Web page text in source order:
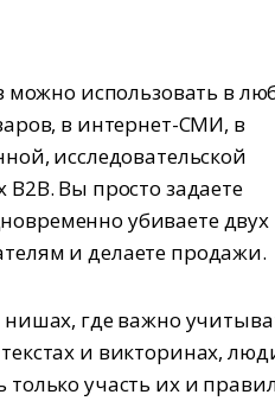
можно использовать в
в интернет-СМИ, в
исследовательской
Вы просто задаете
убиваете двух
и делаете продажи.
нишах, где важно
и викторинах,
участь их и